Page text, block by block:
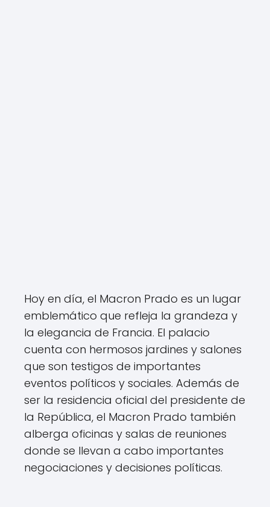
Hoy en día, el Macron Prado es un lugar
emblemático que refleja la grandeza y
la elegancia de Francia. El palacio
cuenta con hermosos jardines y salones
que son testigos de importantes
eventos políticos y sociales. Además de
ser la residencia oficial del presidente de
la República, el Macron Prado también
alberga oficinas y salas de reuniones
donde se llevan a cabo importantes
negociaciones y decisiones políticas.